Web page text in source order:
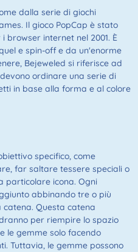
dalla serie di giochi
Il gioco PopCap è stato
internet nel 2001. È
e spin-off e da un'enorme
Bejeweled si riferisce ad
ordinare una serie di
in base alla forma e al colore
specifico, come
far saltare tessere speciali o
particolare icona. Ogni
abbinando tre o più
Questa catena
per riempire lo spazio
le gemme solo facendo
Tuttavia, le gemme possono